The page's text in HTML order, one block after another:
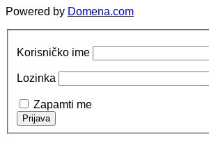
Powered by Domena.com
Korisničko ime
Lozinka
Zapamti me